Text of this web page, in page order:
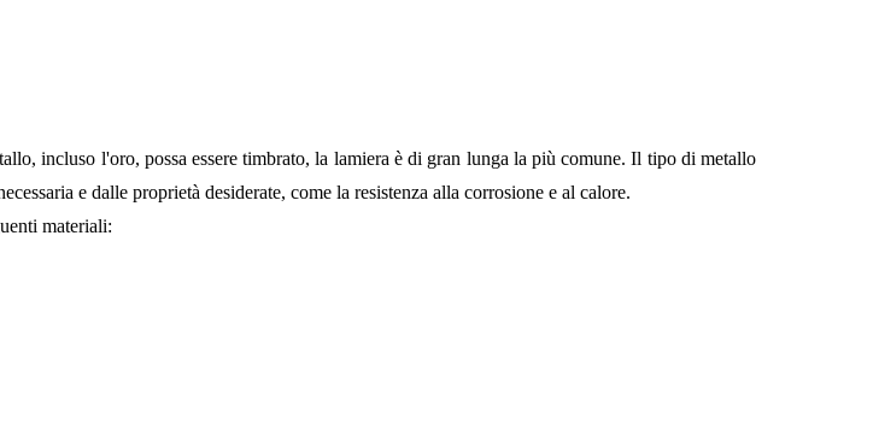
incluso l'oro, possa essere timbrato, la lamiera è di gran lunga la più comune. Il tipo di metallo
e dalle proprietà desiderate, come la resistenza alla corrosione e al calore.
materiali: